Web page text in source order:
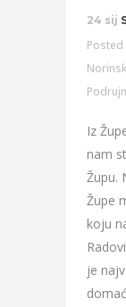
24 sij
Posted
Iz
nam
Župu.
Župe
koju
je